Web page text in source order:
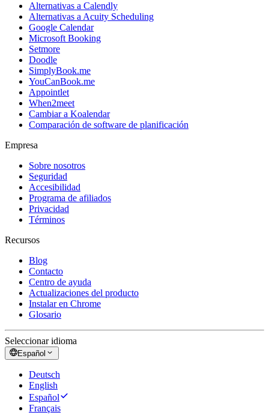
Alternativas a Calendly
Alternativas a Acuity Scheduling
Google Calendar
Microsoft Booking
Setmore
Doodle
SimplyBook.me
YouCanBook.me
Appointlet
When2meet
Cambiar a Koalendar
Comparación de software de planificación
Empresa
Sobre nosotros
Seguridad
Accesibilidad
Programa de afiliados
Privacidad
Términos
Recursos
Blog
Contacto
Centro de ayuda
Actualizaciones del producto
Instalar en Chrome
Glosario
Seleccionar idioma
Español
Deutsch
English
Español
Français